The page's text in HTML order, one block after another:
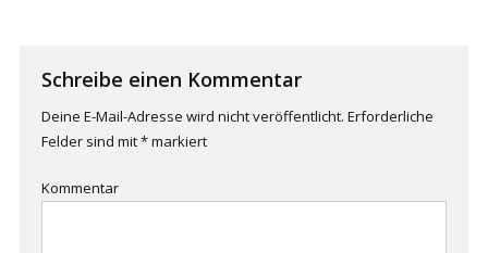
Schreibe einen Kommentar
Deine E-Mail-Adresse wird nicht veröffentlicht. Erforderliche
Felder sind mit*markiert
Kommentar